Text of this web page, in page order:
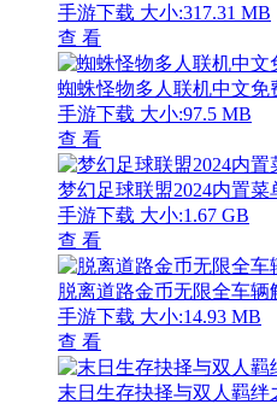
手游下载 大小:317.31 MB
查 看
蜘蛛怪物多人联机中文免
手游下载 大小:97.5 MB
查 看
梦幻足球联盟2024内置菜
手游下载 大小:1.67 GB
查 看
脱离道路金币无限全车辆
手游下载 大小:14.93 MB
查 看
末日生存抉择与双人羁绊